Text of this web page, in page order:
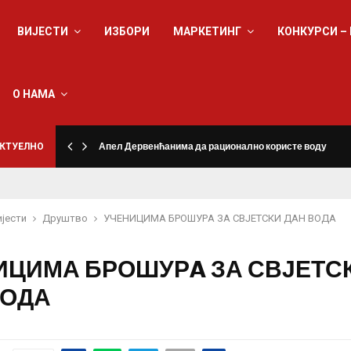
ВИЈЕСТИ ИЗБОРИ МАРКЕТИНГ КОНКУРСИ
О НАМА
Апел Дервенћанима да рационално користе воду
Друштво УЧЕНИЦИМА БРОШУРA ЗА СВЈЕТСКИ ДАН ВОДА
БРОШУРA ЗА